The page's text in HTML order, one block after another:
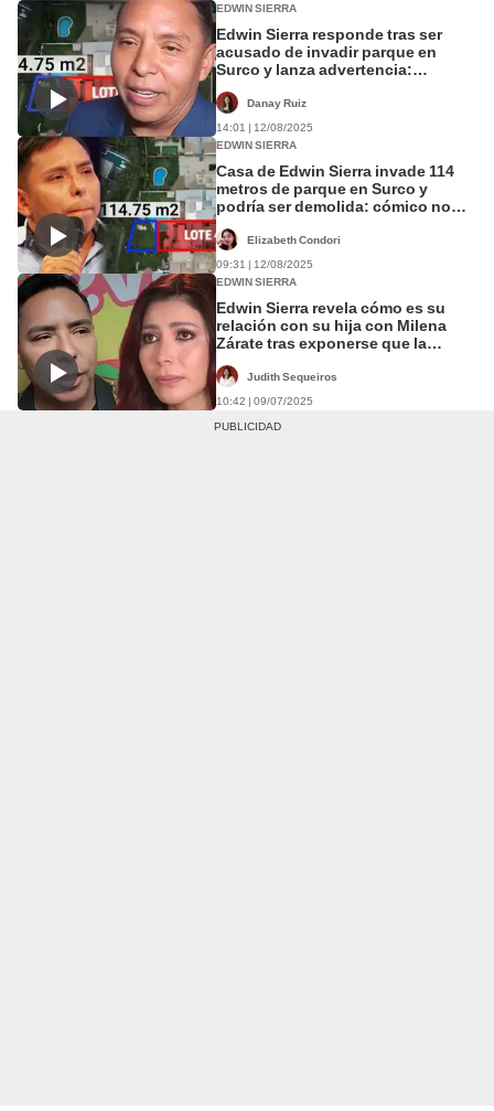
EDWIN SIERRA
Edwin Sierra responde tras ser
acusado de invadir parque en
Surco y lanza advertencia:
Danay Ruiz
14:01 | 12/08/2025
EDWIN SIERRA
Casa de Edwin Sierra invade 114
metros de parque en Surco y
podría ser demolida: cómico no
Elizabeth Condori
09:31 | 12/08/2025
EDWIN SIERRA
Edwin Sierra revela cómo es su
relación con su hija con Milena
Zárate tras exponerse que la
Judith Sequeiros
10:42 | 09/07/2025